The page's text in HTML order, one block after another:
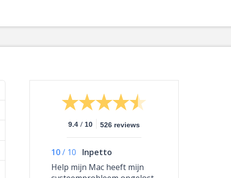
9.4 / 10 526 reviews
10/ 10
Inpetto
Help mijn Mac heeft mijn